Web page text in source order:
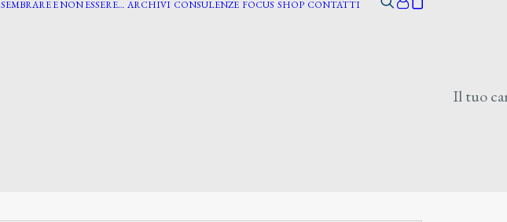
SEMBRARE E NON ESSERE… ARCHIVI CONSULENZE FOCUS SHOP CONTATTI
Il tuo